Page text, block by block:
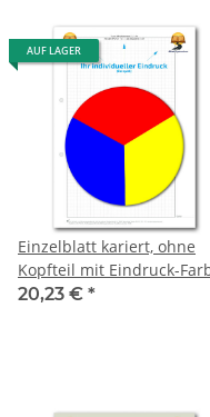
AUF LAGER
Einzelblatt kariert, ohne
Kopfteil mit Eindruck-
1 Pack zu 100 Blatt
20,23 € *